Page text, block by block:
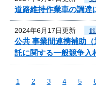
道路維持作業車の調
2024年6月17日更新
公共 事業間連携補助
託に関する一般競争入
1 2 3 4 5